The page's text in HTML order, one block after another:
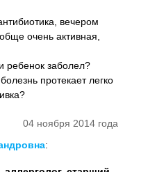
вечером
очень активная,
ребенок заболел?
протекает легко
04 ноября 2014 года
: